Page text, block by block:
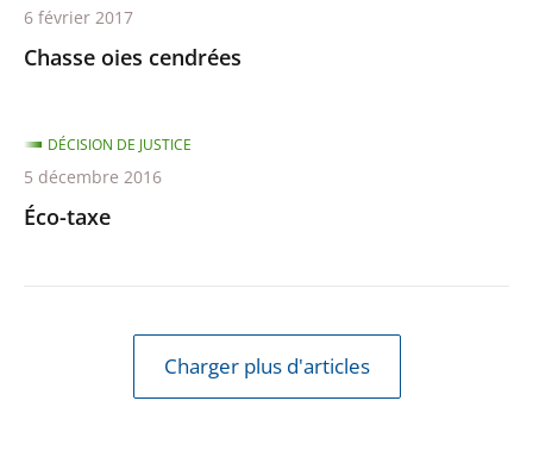
Chasse oies cendrées
6 février 2017
Éco-taxe
DÉCISION DE JUSTICE
5 décembre 2016
Charger plus d'articles